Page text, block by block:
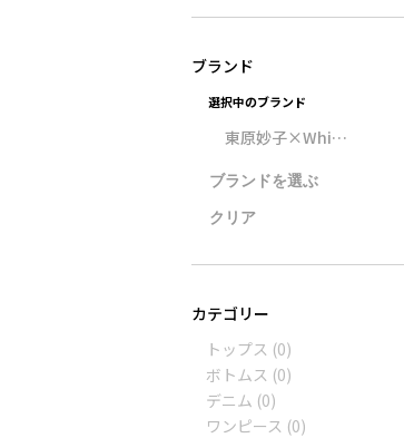
選択中のブランド
東原妙子×Whim Gazette
トップス (0)
ボトムス (0)
デニム (0)
ワンピース (0)